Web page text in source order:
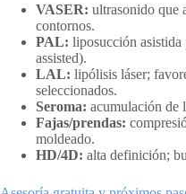
VASER: ultrasonido que
contornos.
PAL: liposucción
assisted).
LAL: lipólisis láser;
seleccionados.
Seroma: acumulación de
Fajas/prendas:
moldeado.
HD/4D: alta definición;